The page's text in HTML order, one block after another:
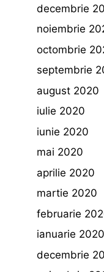
decembrie
noiembrie
octombrie
septembrie
august 2020
iulie 2020
iunie 2020
mai 2020
aprilie 2020
martie 2020
februarie
ianuarie 2020
decembrie